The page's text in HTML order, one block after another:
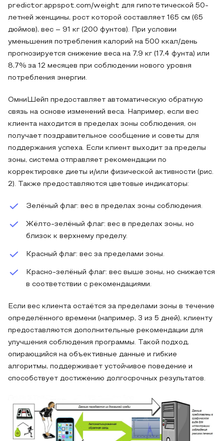
predictor.appspot.com/weight для гипотетической 50-
летней женщины, рост которой составляет 165 см (65
дюймов), вес – 91 кг (200 фунтов). При условии
уменьшения потребления калорий на 500 ккал/день
прогнозируется снижение веса на 7,9 кг (17,4 фунта) или
8,7% за 12 месяцев при соблюдении нового уровня
потребления энергии.
ОмниШейп предоставляет автоматическую обратную
связь на основе изменений веса. Например, если вес
клиента находится в пределах зоны соблюдения, он
получает поздравительное сообщение и советы для
поддержания успеха. Если клиент выходит за пределы
зоны, система отправляет рекомендации по
корректировке диеты и/или физической активности (рис.
2). Также предоставляются цветовые индикаторы:
Зелёный флаг: вес в пределах зоны соблюдения.
Жёлто-зелёный флаг: вес в пределах зоны, но
близок к верхнему пределу.
Красный флаг: вес за пределами зоны.
Красно-зелёный флаг: вес выше зоны, но снижается
в соответствии с рекомендациями.
Если вес клиента остаётся за пределами зоны в течение
определённого времени (например, 3 из 5 дней), клиенту
предоставляются дополнительные рекомендации для
улучшения соблюдения программы. Такой подход,
опирающийся на объективные данные и гибкие
алгоритмы, поддерживает устойчивое поведение и
способствует достижению долгосрочных результатов.